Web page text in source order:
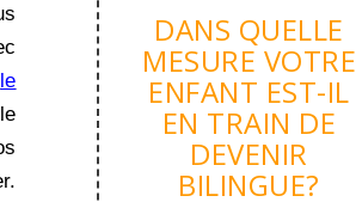
le
DANS QUELLE
MESURE VOTRE
ENFANT EST-IL
EN TRAIN DE
DEVENIR
BILINGUE?